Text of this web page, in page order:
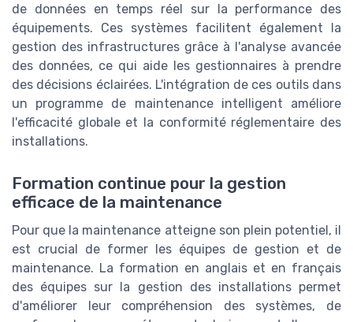
de données en temps réel sur la performance des
équipements. Ces systèmes facilitent également la
gestion des infrastructures grâce à l'analyse avancée
des données, ce qui aide les gestionnaires à prendre
des décisions éclairées. L'intégration de ces outils dans
un programme de maintenance intelligent améliore
l'efficacité globale et la conformité réglementaire des
installations.
Formation continue pour la gestion
efficace de la maintenance
Pour que la maintenance atteigne son plein potentiel, il
est crucial de former les équipes de gestion et de
maintenance. La formation en anglais et en français
des équipes sur la gestion des installations permet
d'améliorer leur compréhension des systèmes, de